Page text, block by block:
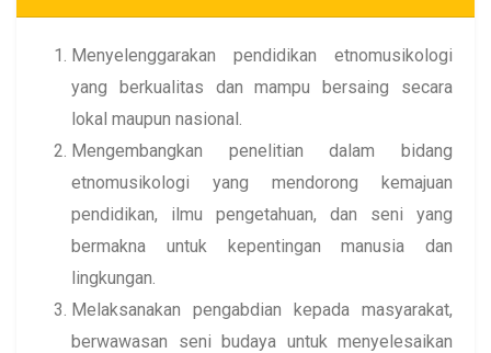
Menyelenggarakan pendidikan etnomusikologi
yang berkualitas dan mampu bersaing secara
lokal maupun nasional.
Mengembangkan penelitian dalam bidang
etnomusikologi yang mendorong kemajuan
pendidikan, ilmu pengetahuan, dan seni yang
bermakna untuk kepentingan manusia dan
lingkungan.
Melaksanakan pengabdian kepada masyarakat,
berwawasan seni budaya untuk menyelesaikan